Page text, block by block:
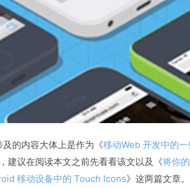
及的内容大体上是作为《移动Web 开发中的
建议在阅读本文之前先看看该文以及《将你
移动设备中的 Touch Icons》这两篇文章。